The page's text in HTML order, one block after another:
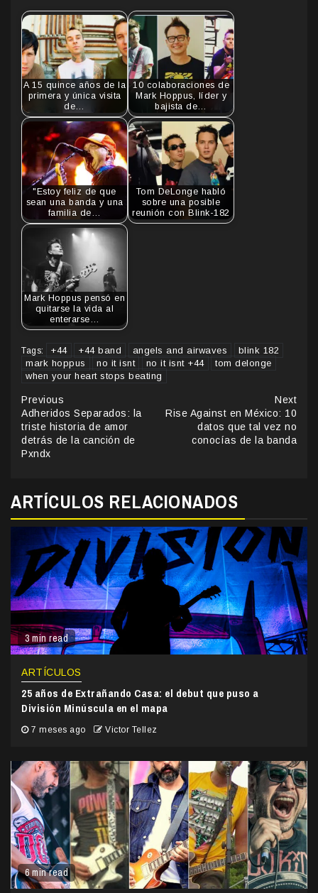
A 15 quince años de la
primera y única visita
de…
10 colaboraciones de
Mark Hoppus, líder y
bajista de…
"Estoy feliz de que
sean una banda y una
familia de…
Tom DeLonge habló
sobre una posible
reunión con Blink-182
Mark Hoppus pensó en
quitarse la vida al
enterarse…
Tags: +44 +44 band angels and airwaves
blink 182
mark hoppus
no it isnt no it isnt +44
tom delonge
when your heart stops beating
Continue
Reading
Previous
Adheridos Separados: la
triste historia de amor
detrás de la canción de
Pxndx
Next
Rise Against en México: 10
datos que tal vez no
conocías de la banda
ARTÍCULOS RELACIONADOS
3 min read
ARTÍCULOS
25 años de Extrañando Casa: el debut que puso a
División Minúscula en el mapa
7 meses ago Victor Tellez
6 min read